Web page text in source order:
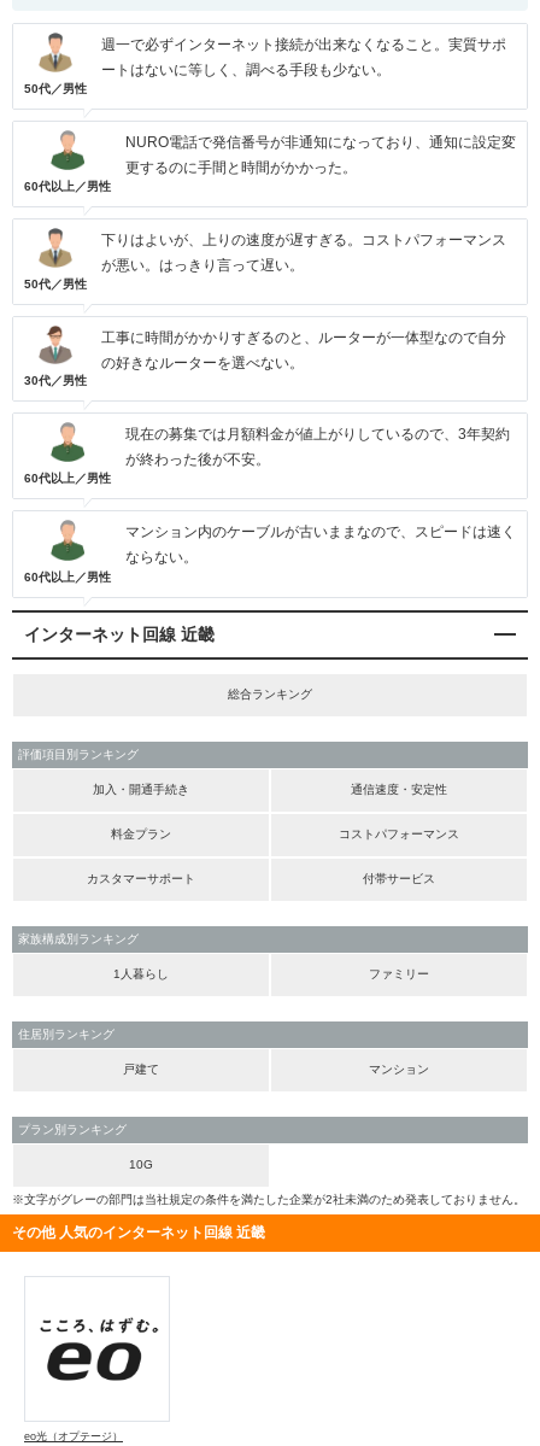
50代／男性
週一で必ずインターネット接続が出来なくなること。実質サポ
ートはないに等しく、調べる手段も少ない。
60代以上／男性
NURO電話で発信番号が非通知になっており、通知に設定変
更するのに手間と時間がかかった。
50代／男性
下りはよいが、上りの速度が遅すぎる。コストパフォーマンス
が悪い。はっきり言って遅い。
30代／男性
工事に時間がかかりすぎるのと、ルーターが一体型なので自分
の好きなルーターを選べない。
60代以上／男性
現在の募集では月額料金が値上がりしているので、3年契約
が終わった後が不安。
60代以上／男性
マンション内のケーブルが古いままなので、スピードは速く
ならない。
インターネット回線 近畿
総合ランキング
評価項目別ランキング
加入・開通手続き 通信速度・安定性
料金プラン コストパフォーマンス
カスタマーサポート 付帯サービス
家族構成別ランキング
1人暮らし ファミリー
住居別ランキング
戸建て マンション
プラン別ランキング
10G
※文字がグレーの部門は当社規定の条件を満たした企業が2社未満のため発表しておりません。
その他 人気のインターネット回線 近畿
eo光（オプテージ）